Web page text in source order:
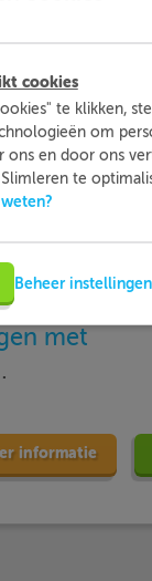
met
informatie
cookies
te klikken,
om
ons en door ons
te
Beheer instellingen